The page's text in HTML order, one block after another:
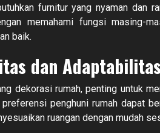
furnitur yang nyaman dan
memahami fungsi masing-
baik.
dan Adaptabilitas
dekorasi rumah, penting untuk
preferensi penghuni rumah dapat
ruangan dengan mudah